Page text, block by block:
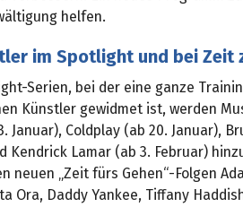
helfen.
im Spotlight und bei Zeit
Serien, bei der eine ganze
Künstler gewidmet ist, werden
Januar), Coldplay (ab 20. Januar),
Kendrick Lamar (ab 3. Februar)
neuen „Zeit fürs Gehen“-Folgen
Ora, Daddy Yankee, Tiffany